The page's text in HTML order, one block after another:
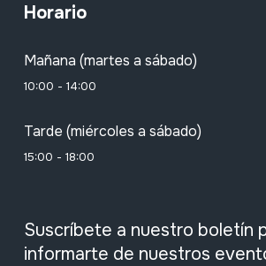
Horario
Mañana (martes a sábado)
10:00 - 14:00
Tarde (miércoles a sábado)
15:00 - 18:00
Suscríbete a nuestro boletín
informarte de nuestros